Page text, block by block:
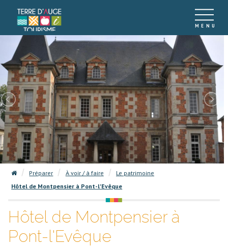
Préparer À voir / à faire
Le patrimoine
Hôtel de Montpensier à Pont-l'Evêque
Hôtel de Montpensier à
Pont-l'Evêque